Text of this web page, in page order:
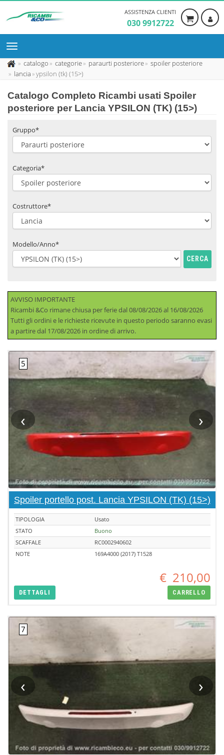
ASSISTENZA CLIENTI
030 9912722
catalogo categorie paraurti posteriore
spoiler posteriore
lancia
ypsilon (tk) (15>)
Catalogo Completo Ricambi usati Spoiler
posteriore per Lancia YPSILON (TK) (15>)
Gruppo*
Categoria*
Costruttore*
Modello/Anno*
CERCA
AVVISO IMPORTANTE
Ricambi &Co rimane chiusa per ferie dal 08/08/2026 al 16/08/2026
Tutti gli ordini e le richieste ricevute in questo periodo saranno evasi
a partire dal 17/08/2026 in ordine di arrivo.
‹ ›
Spoiler portello post. Lancia YPSILON (TK) (15>)
TIPOLOGIA
Usato
STATO
Buono
SCAFFALE
RC0002940602
NOTE
169A4000 (2017) T1528
€ 210,00
DETTAGLI CARRELLO
‹ ›